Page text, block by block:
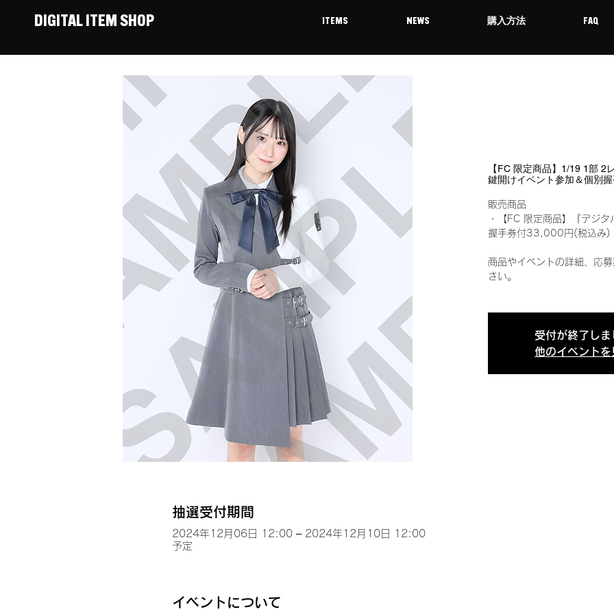
DIGITAL ITEM SHOP ITEMS NEWS 購入方法 FAQ
【FC 限定商品】1/19 1部 2
鍵開けイベント参加＆個別
販売商品
・【FC 限定商品】『デジ
握手券付33,000円(税込
商品やイベントの詳細、応
さい。
受付が終了しま
他のイベントを
抽選受付期間
2024年12月06日 12:00 – 2024年12月10日 12:00
予定
イベントについて